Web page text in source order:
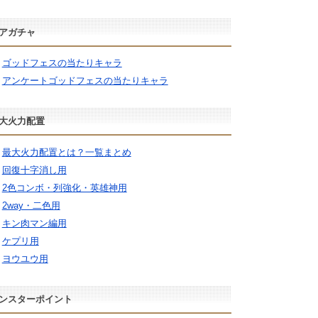
ガチャ
ゴッドフェスの当たりキャラ
アンケートゴッドフェスの当たりキャラ
火力配置
最大火力配置とは？一覧まとめ
回復十字消し用
2色コンボ・列強化・英雄神用
2way・二色用
キン肉マン編用
ケプリ用
ヨウユウ用
スターポイント